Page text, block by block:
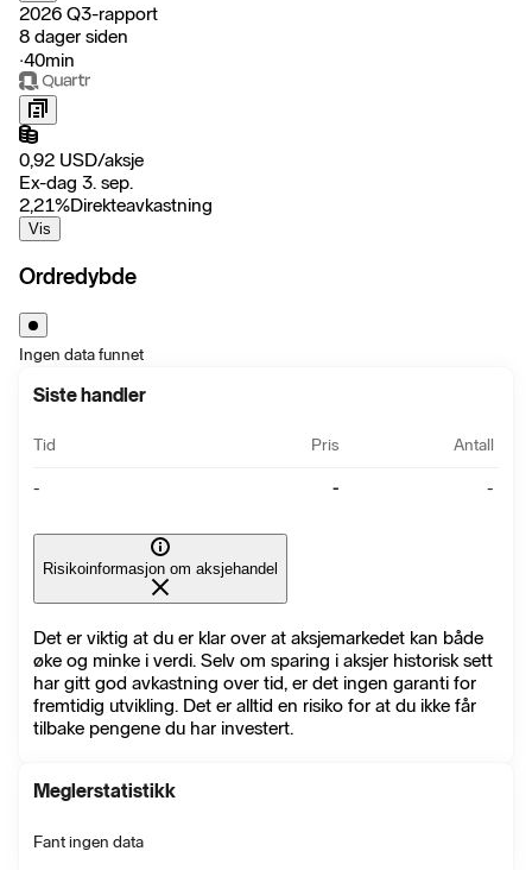
2026 Q3-rapport
8 dager siden
‧40min
0,92 USD/aksje
Ex-dag 3. sep.
2,21%Direkteavkastning
Vis
Ordredybde
Ingen data funnet
Siste handler
Tid Pris Antall
- - -
Risikoinformasjon om aksjehandel
Det er viktig at du er klar over at aksjemarkedet kan både
øke og minke i verdi. Selv om sparing i aksjer historisk sett
har gitt god avkastning over tid, er det ingen garanti for
fremtidig utvikling. Det er alltid en risiko for at du ikke får
tilbake pengene du har investert.
Meglerstatistikk
Fant ingen data